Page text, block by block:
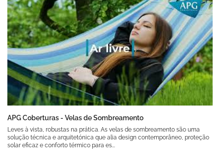
APG Coberturas - Velas de Sombreamento
Leves à vista, robustas na prática. As velas de sombreamento são uma
solução técnica e arquitetónica que alia design contemporâneo, proteção
solar eficaz e conforto térmico para es...